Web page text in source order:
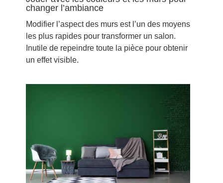
changer l’ambiance
Modifier l’aspect des murs est l’un des moyens
les plus rapides pour transformer un salon.
Inutile de repeindre toute la pièce pour obtenir
un effet visible.